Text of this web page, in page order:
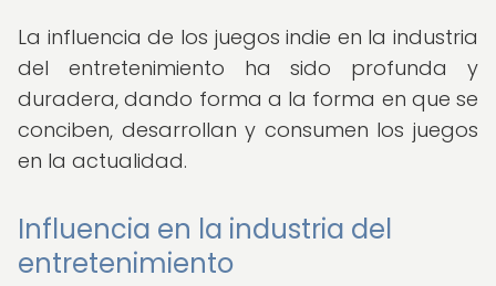
La influencia de los juegos indie en la industria
del entretenimiento ha sido profunda y
duradera, dando forma a la forma en que se
conciben, desarrollan y consumen los juegos
en la actualidad.
Influencia en la industria del
entretenimiento